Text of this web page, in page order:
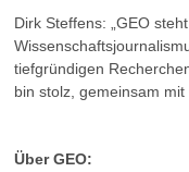
Dirk Steffens: „GEO
tiefgründigen
bin stolz, gemeinsam
Über GEO: